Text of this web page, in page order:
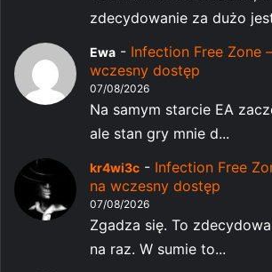
zdecydowanie za dużo
Ewa - Infection Free Zone
wczesny dostęp
07/08/2026
Na samym starcie EA
ale stan gry mnie d...
kr4wi3c - Infection Free
na wczesny dostęp
07/08/2026
Zgadza się. To
na raz. W sumie to...